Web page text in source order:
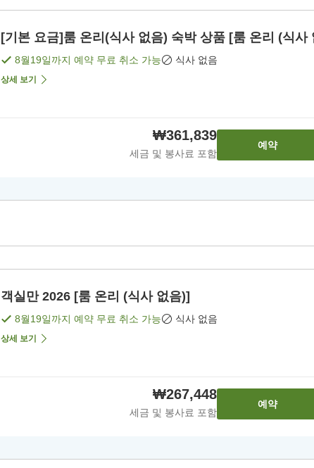
[기본 요금]룸 온리(식사 없음) 숙박 상품 [룸 온리 (식사
8월19일까지 예약 무료 취소 가능 식사 없음
상세 보기
₩361,839
세금 및 봉사료 포함
예약
객실만 2026 [룸 온리 (식사 없음)]
8월19일까지 예약 무료 취소 가능 식사 없음
상세 보기
₩267,448
세금 및 봉사료 포함
예약